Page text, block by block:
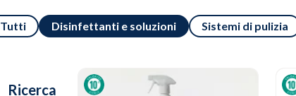
Tutti Disinfettanti e soluzioni Sistemi di pulizia
Ricerca